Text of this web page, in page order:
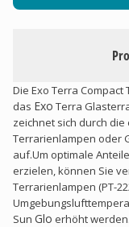
Die Exo Terra
das Exo Terra
zeichnet sich durch
Terrarienlampen oder
auf.Um optimale
erzielen, können Sie
Terrarienlampen (PT-
Sun Glo erhöht werden.